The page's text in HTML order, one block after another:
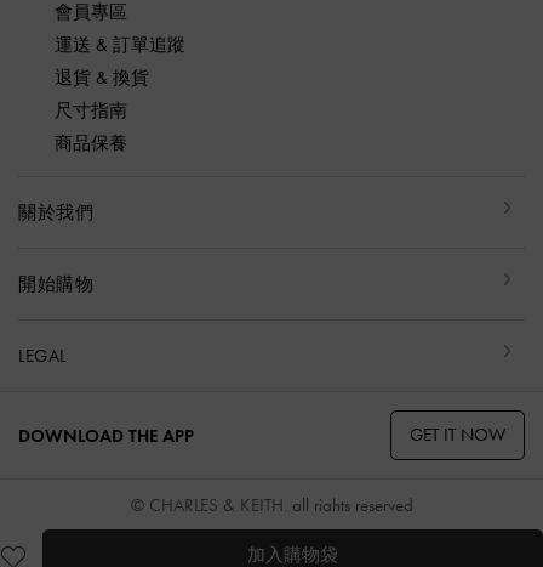
加入購物袋
會員專區
運送 & 訂單追蹤
退貨 & 換貨
尺寸指南
商品保養
關於我們
開始購物
LEGAL
DOWNLOAD THE APP GET IT NOW
© CHARLES & KEITH, all rights reserved